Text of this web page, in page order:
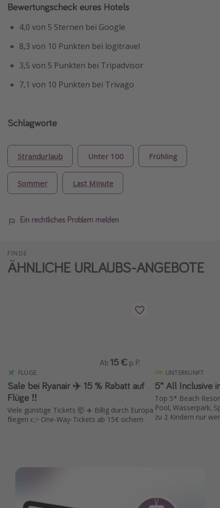
Bewertungscheck eures Hotels
4,0 von 5 Sternen bei Google
8,3 von 10 Punkten bei logitravel
3,5 von 5 Punkten bei Tripadvisor
7,1 von 10 Punkten bei Trivago
Schlagworte
Strandurlaub Unter 100 Frühling
Sommer Last Minute
Ein rechtliches Problem melden
FINDE
ÄHNLICHE URLAUBS-ANGEBOTE
FLÜGE
Sale bei Ryanair ✈️ 15 % Rabatt auf
Flüge ‼️
Viele günstige Tickets 🤯 ✈️ Billig durch Europa
fliegen 👉 One-Way-Tickets ab 15€ sichern
Ab 15 € p. P.
UNTERKUNFT
5* All Inclusive
Top 5* Beach
Pool, Wasserpark,
zu 2 Kindern nur